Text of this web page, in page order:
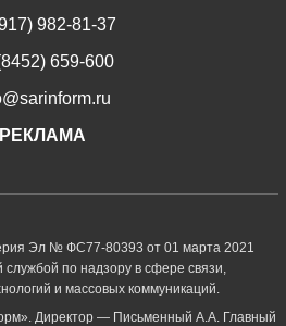
982-81-37
659-600
РЕКЛАМА
Эл № ФС77-80393 от 01 марта 2021
по надзору в сфере связи,
и массовых коммуникаций.
Директор — Письменный А.А. Главный